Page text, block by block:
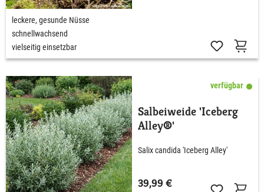
leckere, gesunde Nüsse
schnellwachsend
vielseitig einsetzbar
verfügbar
Salbeiweide 'Iceberg
Alley®'
Salix candida 'Iceberg Alley'
39,99 €